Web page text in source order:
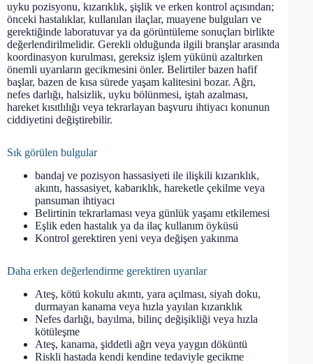
uyku pozisyonu, kızarıklık, şişlik ve erken kontrol açısından;
önceki hastalıklar, kullanılan ilaçlar, muayene bulguları ve
gerektiğinde laboratuvar ya da görüntüleme sonuçları birlikte
değerlendirilmelidir. Gerekli olduğunda ilgili branşlar arasında
koordinasyon kurulması, gereksiz işlem yükünü azaltırken
önemli uyarıların gecikmesini önler. Belirtiler bazen hafif
başlar, bazen de kısa sürede yaşam kalitesini bozar. Ağrı,
nefes darlığı, halsizlik, uyku bölünmesi, iştah azalması,
hareket kısıtlılığı veya tekrarlayan başvuru ihtiyacı konunun
ciddiyetini değiştirebilir.
Sık görülen bulgular
bandaj ve pozisyon hassasiyeti ile ilişkili kızarıklık,
akıntı, hassasiyet, kabarıklık, hareketle çekilme veya
pansuman ihtiyacı
Belirtinin tekrarlaması veya günlük yaşamı etkilemesi
Eşlik eden hastalık ya da ilaç kullanım öyküsü
Kontrol gerektiren yeni veya değişen yakınma
Daha erken değerlendirme gerektiren uyarılar
Ateş, kötü kokulu akıntı, yara açılması, siyah doku,
durmayan kanama veya hızla yayılan kızarıklık
Nefes darlığı, bayılma, bilinç değişikliği veya hızla
kötüleşme
Ateş, kanama, şiddetli ağrı veya yaygın döküntü
Riskli hastada kendi kendine tedaviyle gecikme